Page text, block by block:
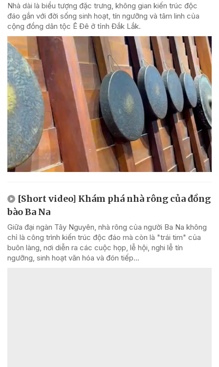
Nhà dài là biểu tượng đặc trưng, không gian kiến trúc độc
đáo gắn với đời sống sinh hoạt, tín ngưỡng và tâm linh của
cộng đồng dân tộc Ê Đê ở tỉnh Đắk Lắk.
[Short video] Khám phá nhà rông của đồng
bào Ba Na
Giữa đại ngàn Tây Nguyên, nhà rông của người Ba Na không
chỉ là công trình kiến trúc độc đáo mà còn là "trái tim" của
buôn làng, nơi diễn ra các cuộc họp, lễ hội, nghi lễ tín
ngưỡng, sinh hoạt văn hóa và đón tiếp...